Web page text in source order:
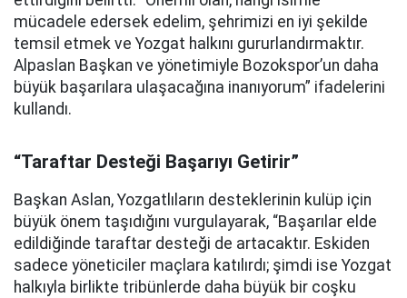
mücadele edersek edelim, şehrimizi en iyi şekilde
temsil etmek ve Yozgat halkını gururlandırmaktır.
Alpaslan Başkan ve yönetimiyle Bozokspor’un daha
büyük başarılara ulaşacağına inanıyorum” ifadelerini
kullandı.
“Taraftar Desteği Başarıyı Getirir”
Başkan Aslan, Yozgatlıların desteklerinin kulüp için
büyük önem taşıdığını vurgulayarak, “Başarılar elde
edildiğinde taraftar desteği de artacaktır. Eskiden
sadece yöneticiler maçlara katılırdı; şimdi ise Yozgat
halkıyla birlikte tribünlerde daha büyük bir coşku